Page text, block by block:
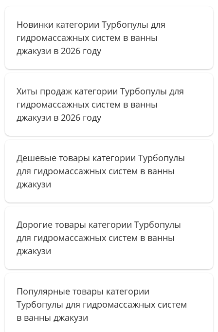
Новинки категории Турбопулы для
гидромассажных систем в ванны
джакузи в 2026 году
Хиты продаж категории Турбопулы для
гидромассажных систем в ванны
джакузи в 2026 году
Дешевые товары категории Турбопулы
для гидромассажных систем в ванны
джакузи
Дорогие товары категории Турбопулы
для гидромассажных систем в ванны
джакузи
Популярные товары категории
Турбопулы для гидромассажных систем
в ванны джакузи